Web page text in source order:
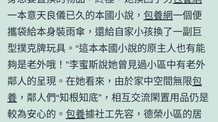
一本意天良儀已久的本國小說， 包養網一個便
攜袋給本身裝雨傘，還給自家小孩換了一副巨
型撲克牌玩具。“這本本國小說的原主人也有能
夠是老外哦！”李蜜斯說她曾見過小區中有老外
鄰人的呈現。在她看來，由於家中空間無限包
養 ，鄰人們“知根知底”，相互交流閑置用品仍是
較為安心的。 包養據社工先容，德榮小區的居